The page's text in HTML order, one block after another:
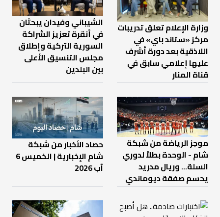
وزارة الإعلام تعلق تدريبات
مركز «ستاند باي» في
اللاذقية بعد دورة أشرف
عليها إعلامي سابق في
قناة المنار
الشيباني وفيدان يبحثان
في أنقرة تعزيز الشراكة
السورية التركية وإطلاق
مجلس التنسيق الأعلى
بين البلدين
موجز الرياضة من شبكة
شام - الوحدة بطلاً لدوري
السلة... وريال مدريد
يحسم صفقة ديوماندي
حصاد الأخبار من شبكة
شام الإخبارية | الخميس 6
آب 2026